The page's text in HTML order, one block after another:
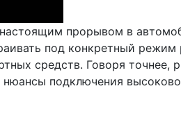
прорывом в
под конкретный
средств. Говоря точнее,
подключения